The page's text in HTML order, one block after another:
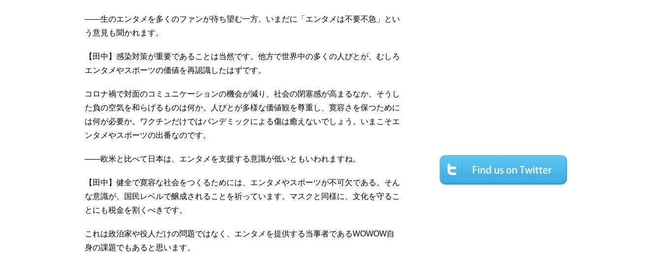
――生のエンタメを多くのファンが待ち望む一方、いまだに「エンタメは不要不急」とい
う意見も聞かれます。
【田中】感染対策が重要であることは当然です。他方で世界中の多くの人びとが、むしろ
エンタメやスポーツの価値を再認識したはずです。
コロナ禍で対面のコミュニケーションの機会が減り、社会の閉塞感が高まるなか、そうし
た負の空気を和らげるものは何か。人びとが多様な価値観を尊重し、寛容さを保つために
は何が必要か。ワクチンだけではパンデミックによる傷は癒えないでしょう。いまこそエ
ンタメやスポーツの出番なのです。
――欧米と比べて日本は、エンタメを支援する意識が低いともいわれますね。
【田中】健全で寛容な社会をつくるためには、エンタメやスポーツが不可欠である。そん
な意識が、国民レベルで醸成されることを祈っています。マスクと同様に、文化を守るこ
とにも税金を割くべきです。
これは政治家や役人だけの問題ではなく、エンタメを提供する当事者であるWOWOW自
身の課題でもあると思います。